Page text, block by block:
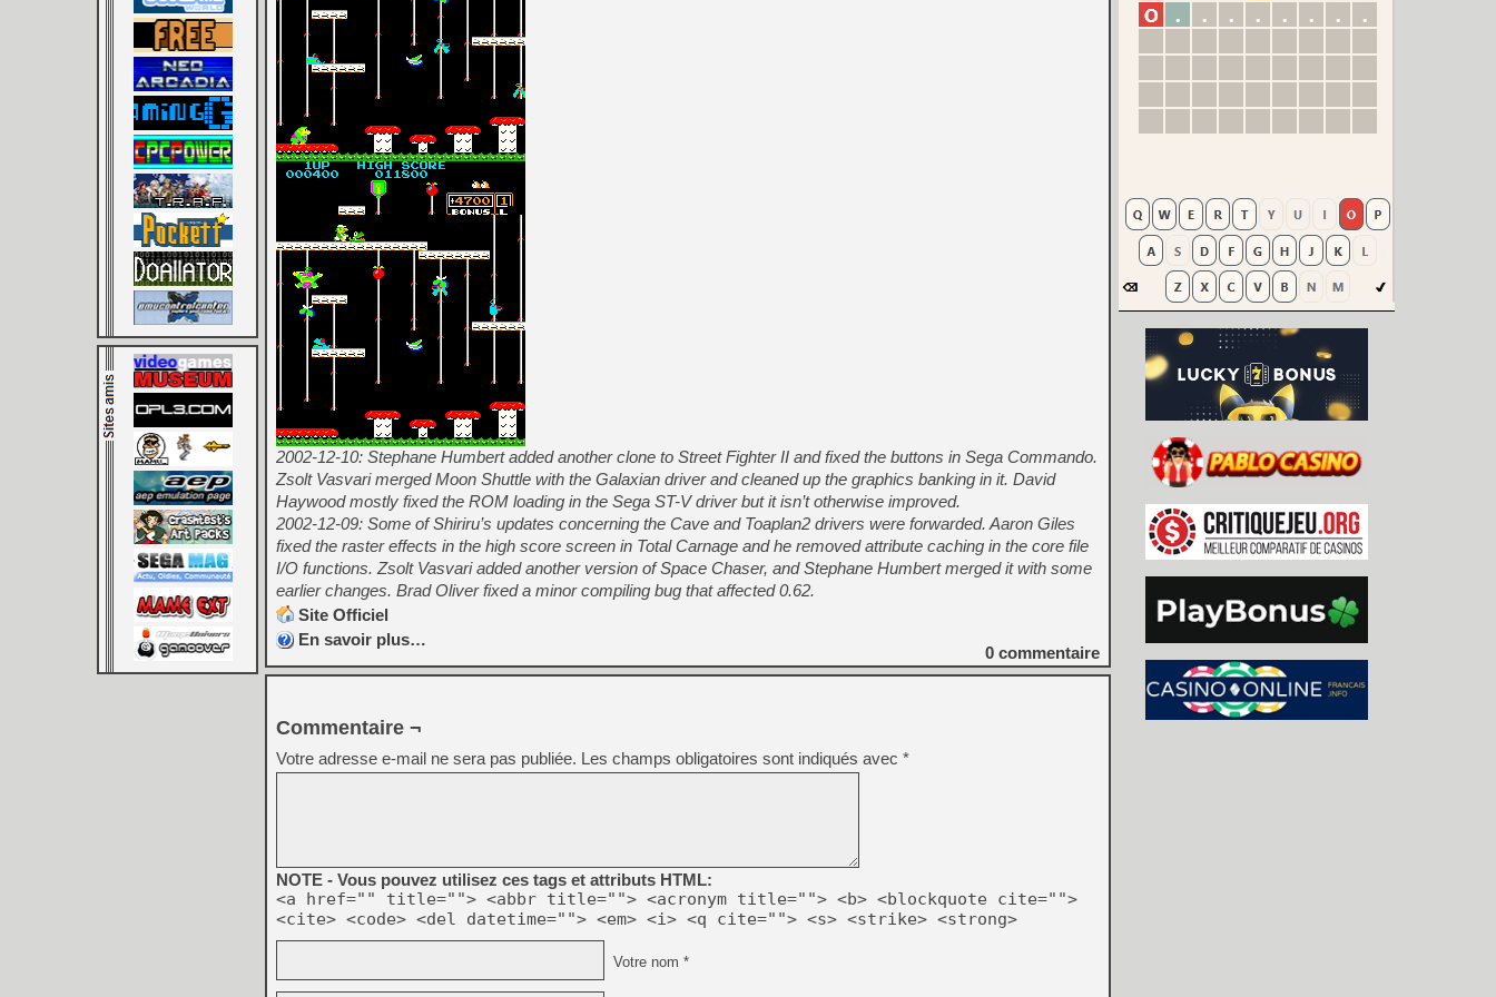
2002-12-10: Stephane Humbert added another clone to Street Fighter II and fixed the buttons in Sega Commando.
Zsolt Vasvari merged Moon Shuttle with the Galaxian driver and cleaned up the graphics banking in it. David
Haywood mostly fixed the ROM loading in the Sega ST-V driver but it isn’t otherwise improved.
2002-12-09: Some of Shiriru’s updates concerning the Cave and Toaplan2 drivers were forwarded. Aaron Giles
fixed the raster effects in the high score screen in Total Carnage and he removed attribute caching in the core file
I/O functions. Zsolt Vasvari added another version of Space Chaser, and Stephane Humbert merged it with some
earlier changes. Brad Oliver fixed a minor compiling bug that affected 0.62.
Site Officiel
En savoir plus…
0 commentaire
Commentaire ¬
Votre adresse e-mail ne sera pas publiée. Les champs obligatoires sont indiqués avec *
NOTE - Vous pouvez utilisez ces tags et attributs HTML:
<a href="" title=""> <abbr title=""> <acronym title=""> <b> <blockquote cite="">
<cite> <code> <del datetime=""> <em> <i> <q cite=""> <s> <strike> <strong>
Votre nom *